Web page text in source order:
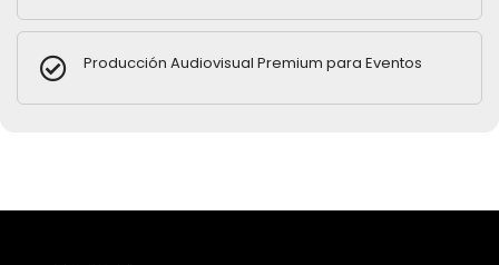
Producción Audiovisual Premium para Eventos